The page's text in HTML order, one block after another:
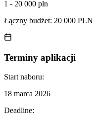
1 - 20 000 pln
Łączny budżet: 20 000 PLN
Terminy aplikacji
Start naboru:
18 marca 2026
Deadline: